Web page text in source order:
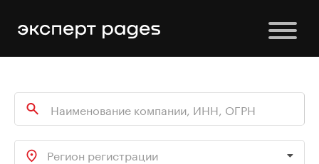
Регион регистрации